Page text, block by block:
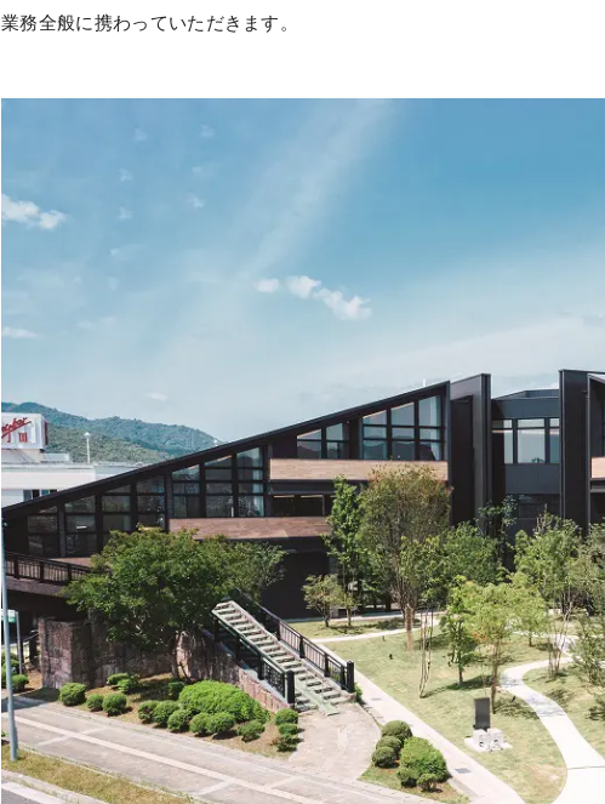
業務全般に携わっていただきます。